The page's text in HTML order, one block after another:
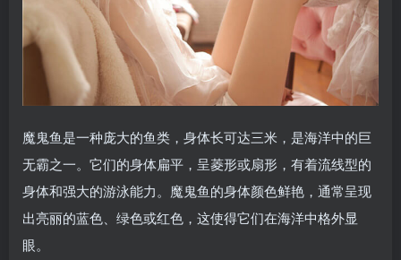
魔鬼鱼是一种庞大的鱼类，身体长可达三米，是海洋中的巨
无霸之一。它们的身体扁平，呈菱形或扇形，有着流线型的
身体和强大的游泳能力。魔鬼鱼的身体颜色鲜艳，通常呈现
出亮丽的蓝色、绿色或红色，这使得它们在海洋中格外显
眼。